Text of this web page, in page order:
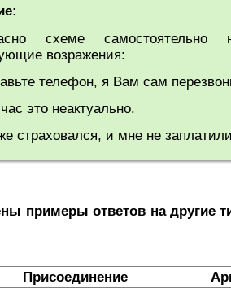
схеме
возражения:
телефон, я Вам сам
это неактуально.
страховался, и мне не
примеры ответов на другие
Присоединение